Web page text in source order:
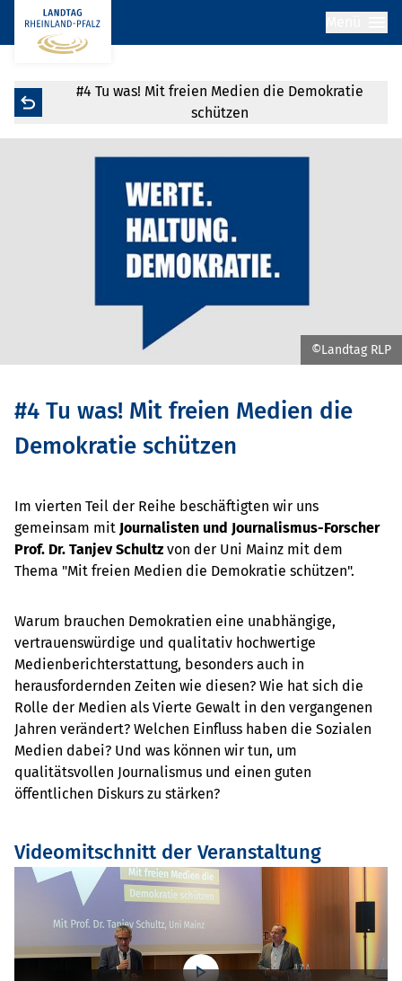
#4 Tu was! Mit freien Medien die Demokratie
schützen
©Landtag RLP
#4 Tu was! Mit freien Medien die
Demokratie schützen
Im vierten Teil der Reihe beschäftigten wir uns
gemeinsam mit Journalisten und Journalismus-Forscher
Prof. Dr. Tanjev Schultz von der Uni Mainz mit dem
Thema "Mit freien Medien die Demokratie schützen".
Warum brauchen Demokratien eine unabhängige,
vertrauenswürdige und qualitativ hochwertige
Medienberichterstattung, besonders auch in
herausfordernden Zeiten wie diesen? Wie hat sich die
Rolle der Medien als Vierte Gewalt in den vergangenen
Jahren verändert? Welchen Einfluss haben die Sozialen
Medien dabei? Und was können wir tun, um
qualitätsvollen Journalismus und einen guten
öffentlichen Diskurs zu stärken?
Videomitschnitt der Veranstaltung